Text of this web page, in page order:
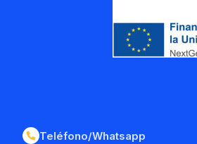
Teléfono/Whatsapp